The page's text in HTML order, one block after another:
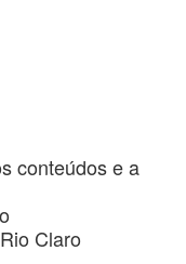
conteúdos e a
Claro